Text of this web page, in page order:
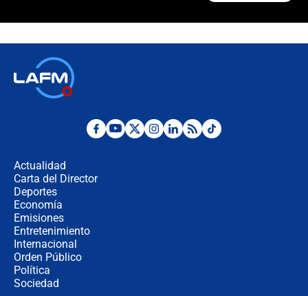
Posesión de Abelardo De La Espriella
Actualidad
Carta del Director
Deportes
Economía
Emisiones
Entretenimiento
Internacional
Orden Público
Política
Sociedad